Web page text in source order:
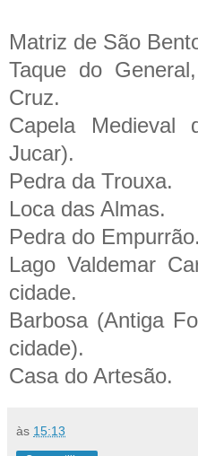
Matriz de São
Taque do
Cruz.
Capela
Jucar).
Pedra da Trouxa.
Loca das Almas.
Pedra do Empurrão.
Lago Valdemar
cidade.
Barbosa (Antiga
cidade).
Casa do Artesão.
às 15:13